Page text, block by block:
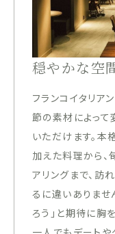
穏やかな空
フランコイタリア
節の素材によっ
いただけます。
加えた料理から、
アリングまで、訪
るに違いありませ
ろう」と期待に胸